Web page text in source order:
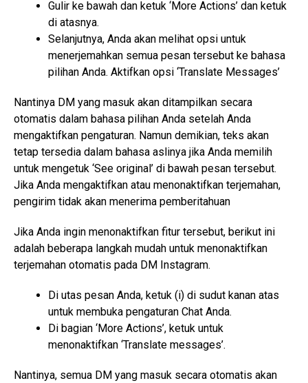
Gulir ke bawah dan ketuk ‘More Actions’ dan ketuk
di atasnya.
Selanjutnya, Anda akan melihat opsi untuk
menerjemahkan semua pesan tersebut ke bahasa
pilihan Anda. Aktifkan opsi ‘Translate Messages’
Nantinya DM yang masuk akan ditampilkan secara
otomatis dalam bahasa pilihan Anda setelah Anda
mengaktifkan pengaturan. Namun demikian, teks akan
tetap tersedia dalam bahasa aslinya jika Anda memilih
untuk mengetuk ‘See original’ di bawah pesan tersebut.
Jika Anda mengaktifkan atau menonaktifkan terjemahan,
pengirim tidak akan menerima pemberitahuan
Jika Anda ingin menonaktifkan fitur tersebut, berikut ini
adalah beberapa langkah mudah untuk menonaktifkan
terjemahan otomatis pada DM Instagram.
Di utas pesan Anda, ketuk (i) di sudut kanan atas
untuk membuka pengaturan Chat Anda.
Di bagian ‘More Actions’, ketuk untuk
menonaktifkan ‘Translate messages’.
Nantinya, semua DM yang masuk secara otomatis akan